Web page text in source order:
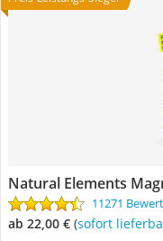
Natural Elements
11271
ab 22,00 € ( Sofort